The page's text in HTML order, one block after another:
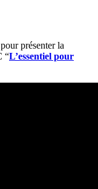
présenter la
“L’essentiel pour